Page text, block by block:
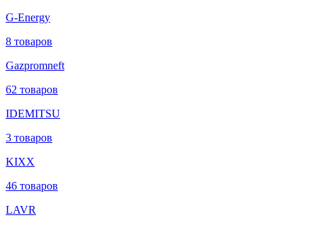
G-Energy
8 товаров
Gazpromneft
62 товаров
IDEMITSU
3 товаров
KIXX
46 товаров
LAVR